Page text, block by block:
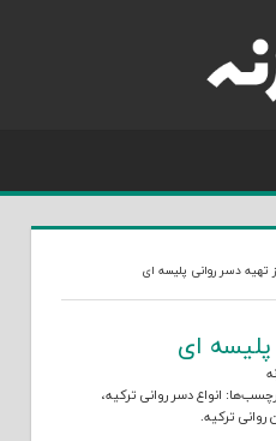
تهیه دسر روانی پلیسه ای
ای
انواع دسر روانی ترکیه،
ترکیه.